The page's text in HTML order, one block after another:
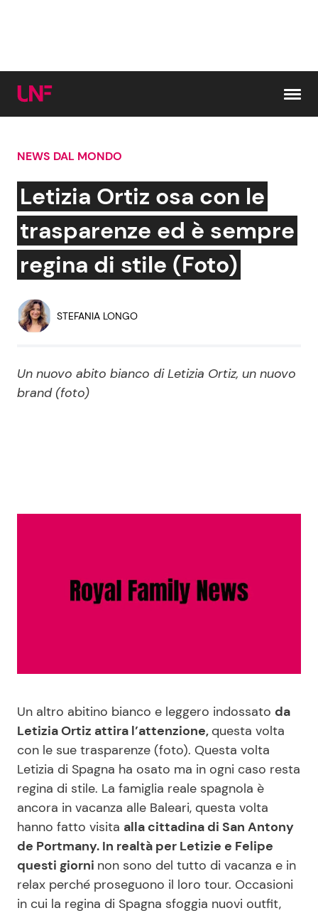
Cerca:
News e Cronaca
Attualità Italiana
Economia
Persone Scomparse
Gossip e TV
Bellezze VIP
Programmi TV
News Musica
Moda e Style
Mondo Mamma
News benessere
Salute
Viaggi e Turismo
Dolci
Le Ricette in TV
Primi Piatti
Ricette Facili e Veloci
Ricette Feste
NEWS DAL MONDO
Letizia Ortiz osa con le
trasparenze ed è sempre
regina di stile (Foto)
STEFANIA LONGO
Un nuovo abito bianco di Letizia Ortiz, un nuovo
brand (foto)
Un altro abitino bianco e leggero indossato da
Letizia Ortiz attira l’attenzione, questa volta
con le sue trasparenze (foto). Questa volta
Letizia di Spagna ha osato ma in ogni caso resta
regina di stile. La famiglia reale spagnola è
ancora in vacanza alle Baleari, questa volta
hanno fatto visita alla cittadina di San Antony
de Portmany. In realtà per Letizie e Felipe
questi giorni non sono del tutto di vacanza e in
relax perché proseguono il loro tour. Occasioni
in cui la regina di Spagna sfoggia nuovi outfit,